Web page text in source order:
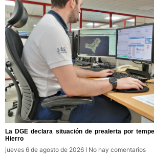
La DGE declara situación de prealerta por
Hierro
jueves 6 de agosto de 2026
No hay comentarios